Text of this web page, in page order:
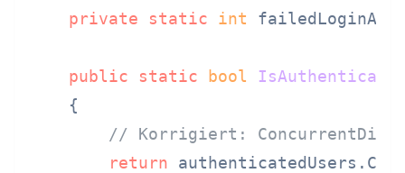
private
static int
public static bool
    {
// Korrigiert:
return